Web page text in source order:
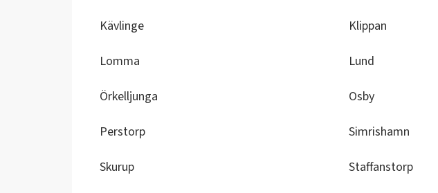
Kävlinge Klippan
Lomma Lund
Örkelljunga Osby
Perstorp Simrishamn
Skurup Staffanstorp